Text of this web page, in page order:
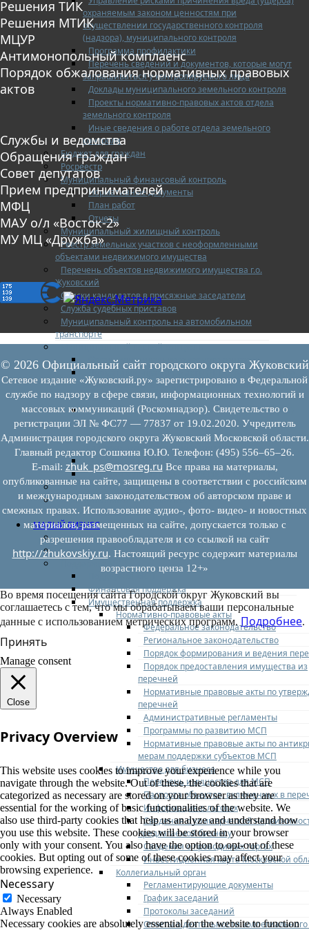
охраняемым законом ценностям при
осуществлении государственного контроля
(надзора), муниципального контроля
Программа профилактики
Перечень сведений и документов, которые могут
запрашиваться у контролируемого лица
Доклады муниципального земельного контроля
Проекты нормативно-правовых актов отдела
земельного контроля
Иные сведения о работе отдела земельного
контроля
Бюджет для граждан
Росреестр
Муниципальный финансовый контроль
Нормативные документы
План работ
Отчеты
Муниципальный жилищный контроль
Реестр земельных участков с неоформленными
объектами недвижимого имущества
Перечень объектов недвижимого имущества г.о.
Жуковский
Списки кандидатов в присяжные заседатели
Служба судебных приставов
Муниципальный контроль на автомобильном
транспорте
Муниципальный лесной контроль
Орган муниципального лесного контроля
Нормативно-правовые акты (НПА), регулирующие
осуществление муниципального лесного
контроля:
Управление рисками причинения вреда (ущерба)
охраняемым законом ценностям при
осуществлении государственного контроля
(надзора), муниципального контроля
Программа профилактики
Доклады муниципального лесного контроля
Муниципальный контроль за ЕТО
Муниципальный контроль в сфере
благоустройства
МАЛЫЙ БИЗНЕС
Прием предпринимателей
Новости МСП
Поддержка МСП
Поддержка МСП
Финансовая поддержка
Имущественная поддержка
Нормативно-правовые акты
Федеральное законодательство
Региональное законодательство
Порядок формирования и ведения
Порядок предоставления имущества из
перечней
Нормативные правовые акты по
перечней
Административные регламенты
Программы по развитию МСП
Нормативные правовые акты по
мерам поддержки субъектов МСП
Имущество для бизнеса
Перечень имущества для МСП
Паспорта объектов, включенных в
Информация о льготах
Сведения о коммерческой
предлагаемой бизнесу
Сведения о проводимых торгах
Инвестиционная карта Московской
Коллегиальный орган
Регламентирующие документы
График заседаний
Протоколы заседаний
Отчеты о деятельности
Решения ТИК
Решения МТИК
МЦУР
Антимонопольный комплаенс
Порядок обжалования нормативных правовых
актов
Службы и ведомства
Обращения граждан
Совет депутатов
Прием предпринимателей
МФЦ
МАУ о/л «Восток-2»
МУ МЦ «Дружба»
© 2026 Официальный сайт городского округа Жуковский
Сетевое издание «Жуковский.ру» зарегистрировано в Федеральной
службе по надзору в сфере связи, информационных технологий и
массовых коммуникаций (Роскомнадзор). Свидетельство о
регистрации ЭЛ № ФС77 — 77837 от 19.02.2020. Учредитель
Администрация городского округа Жуковский Московской области.
Главный редактор Сошкина Ю.Ю. Телефон: (495) 556–65–26.
E‑mail: zhuk_ps@mosreg.ru Все права на материалы,
опубликованные на сайте, защищены в соответствии с российским
и международным законодательством об авторском праве и
смежных правах. Использование аудио-, фото- видео- и новостных
материалов, размещенных на сайте, допускается только с
разрешения правообладателя и со ссылкой на сайт
http://zhukovskiy.ru. Настоящий ресурс содержит материалы
возрастного ценза 12+»
Во время посещения сайта Городской округ Жуковский вы
соглашаетесь с тем, что мы обрабатываем ваши персональные
данные с использованием метрических программ. Подробнее.
Принять
Manage consent
Close
Privacy Overview
This website uses cookies to improve your experience while you
navigate through the website. Out of these, the cookies that are
categorized as necessary are stored on your browser as they are
essential for the working of basic functionalities of the website. We
also use third-party cookies that help us analyze and understand how
you use this website. These cookies will be stored in your browser
only with your consent. You also have the option to opt-out of these
cookies. But opting out of some of these cookies may affect your
browsing experience.
Necessary
Necessary
Always Enabled
Necessary cookies are absolutely essential for the website to function